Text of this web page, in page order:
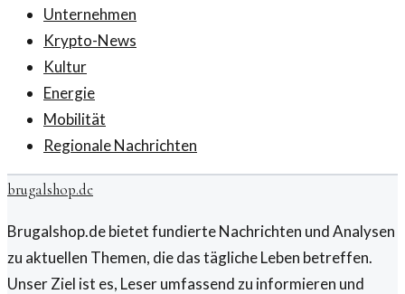
Unternehmen
Krypto-News
Kultur
Energie
Mobilität
Regionale Nachrichten
brugalshop.de
Brugalshop.de bietet fundierte Nachrichten und Analysen
zu aktuellen Themen, die das tägliche Leben betreffen.
Unser Ziel ist es, Leser umfassend zu informieren und